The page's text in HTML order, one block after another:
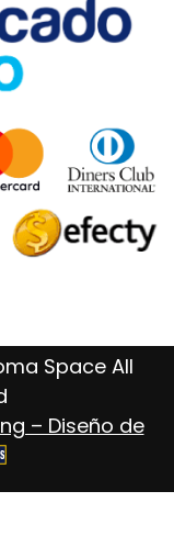
Space All
– Diseño de